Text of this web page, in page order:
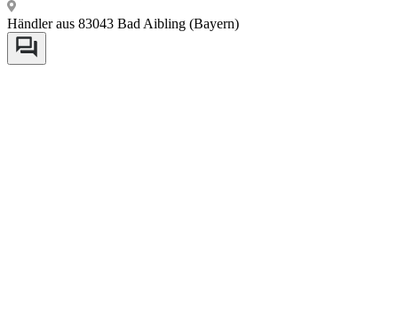
Händler aus 83043 Bad Aibling (Bayern)